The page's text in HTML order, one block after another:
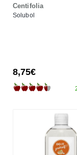
Centifolia
Solubol
8,75€